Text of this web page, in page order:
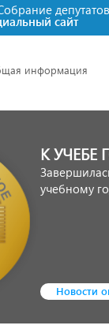
депутатов
сайт
информация
К УЧЕБЕ
учебному
Новости